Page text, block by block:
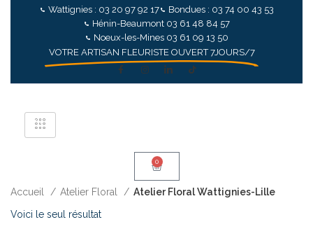
Wattignies : 03 20 97 92 17
Bondues : 03 74 00 43 53
Hénin-Beaumont 03 61 48 84 57
Noeux-les-Mines 03 61 09 13 50
VOTRE ARTISAN FLEURISTE OUVERT 7JOURS/7
0
Accueil Atelier Floral
Atelier Floral Wattignies-Lille
Voici le seul résultat